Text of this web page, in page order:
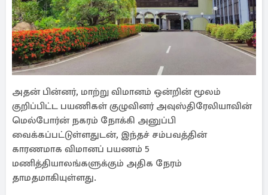
அதன் பின்னர், மாற்று விமானம் ஒன்றின் மூலம்
குறிப்பிட்ட பயணிகள் குழுவினர் அவுஸ்திரேலியாவின்
மெல்போர்ன் நகரம் நோக்கி அனுப்பி
வைக்கப்பட்டுள்ளதுடன், இந்தச் சம்பவத்தின்
காரணமாக விமானப் பயணம் 5
மணித்தியாலங்களுக்கும் அதிக நேரம்
தாமதமாகியுள்ளது.